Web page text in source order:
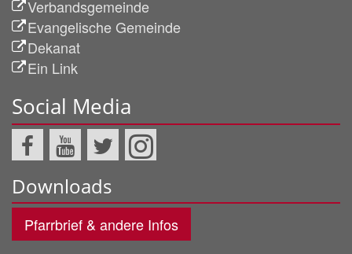
Verbandsgemeinde
Evangelische Gemeinde
Dekanat
Ein Link
Social Media
Downloads
Pfarrbrief & andere Infos